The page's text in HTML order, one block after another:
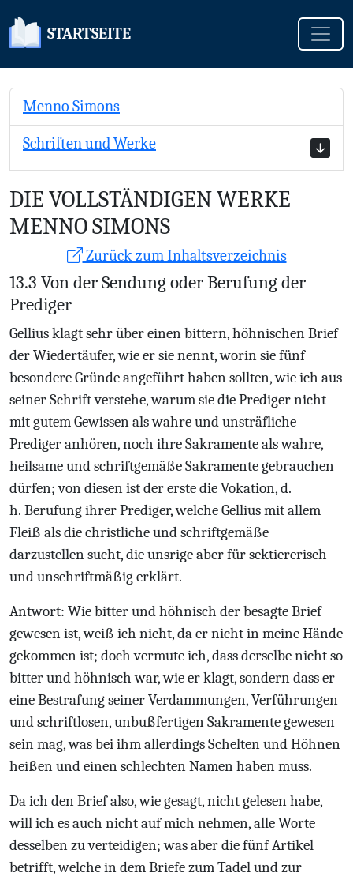
STARTSEITE
Menno Simons
Schriften und Werke
DIE VOLLSTÄNDIGEN WERKE
MENNO SIMONS
Zurück zum Inhaltsverzeichnis
13.3 Von der Sendung oder Berufung der
Prediger
Gellius klagt sehr über einen bittern, höhnischen Brief
der Wiedertäufer, wie er sie nennt, worin sie fünf
besondere Gründe angeführt haben sollten, wie ich aus
seiner Schrift verstehe, warum sie die Prediger nicht
mit gutem Gewissen als wahre und unsträfliche
Prediger anhören, noch ihre Sakramente als wahre,
heilsame und schriftgemäße Sakramente gebrauchen
dürfen; von diesen ist der erste die Vokation, d.
h. Berufung ihrer Prediger, welche Gellius mit allem
Fleiß als die christliche und schriftgemäße
darzustellen sucht, die unsrige aber für sektiererisch
und unschriftmäßig erklärt.
Antwort: Wie bitter und höhnisch der besagte Brief
gewesen ist, weiß ich nicht, da er nicht in meine Hände
gekommen ist; doch vermute ich, dass derselbe nicht so
bitter und höhnisch war, wie er klagt, sondern dass er
eine Bestrafung seiner Verdammungen, Verführungen
und schriftlosen, unbußfertigen Sakramente gewesen
sein mag, was bei ihm allerdings Schelten und Höhnen
heißen und einen schlechten Namen haben muss.
Da ich den Brief also, wie gesagt, nicht gelesen habe,
will ich es auch nicht auf mich nehmen, alle Worte
desselben zu verteidigen; was aber die fünf Artikel
betrifft, welche in dem Briefe zum Tadel und zur